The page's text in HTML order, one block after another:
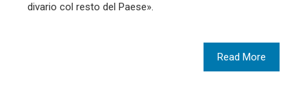
divario col resto del Paese».
Read More